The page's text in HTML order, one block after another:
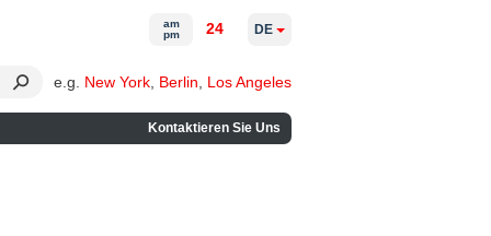
e.g. New York Berlin Los Angeles
Kontaktieren Sie Uns
am
pm
24 DE